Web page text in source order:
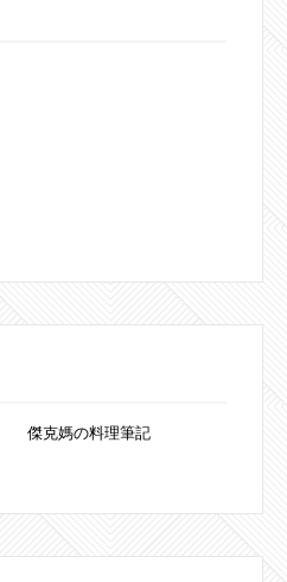
傑克媽の料理筆記